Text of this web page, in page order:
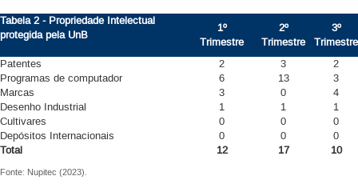
Tabela 2 - Propriedade Intelectual
protegida pela UnB
1º
Trimestre
2º
Trimestre
3º
Trimestre
Patentes
2 3
2
Programas de computador
6 13
3
Marcas
3 0
4
Desenho Industrial
1 1
1
Cultivares
0 0
0
Depósitos Internacionais
0 0
0
Total
12 17 10
Fonte: Nupitec (2023).